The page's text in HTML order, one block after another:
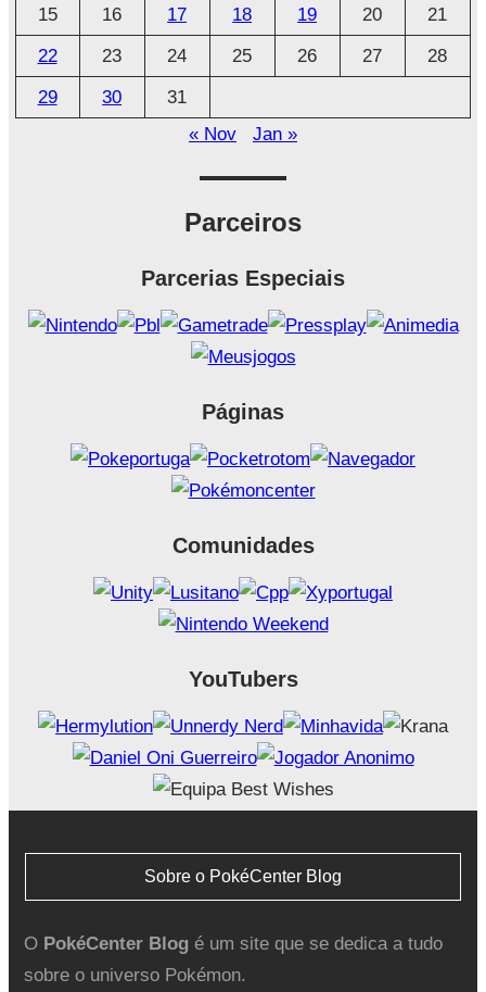
o
15
16 17 18 19 20
21
22
23 24 25 26 27
28
29
30
31
« Nov
Jan »
Parceiros
Parcerias Especiais
Páginas
Comunidades
YouTubers
Sobre o PokéCenter Blog
O PokéCenter Blogé um site que se dedica a tudo
sobre o universo Pokémon.